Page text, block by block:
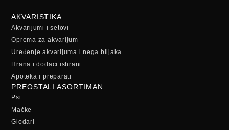
AKVARISTIKA
Akvarijumi i setovi
Oprema za akvarijum
Uređenje akvarijuma i nega biljaka
Hrana i dodaci ishrani
Apoteka i preparati
PREOSTALI ASORTIMAN
Psi
Mačke
Glodari